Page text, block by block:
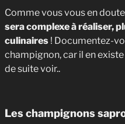
Comme vous vous en
sera complexe à réaliser,
culinaires ! Documentez-
champignon, car il en existe
de suite voir..
Les champignons
vos
Tout